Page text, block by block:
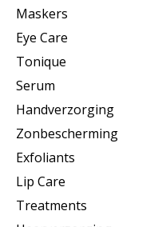
Maskers
Eye Care
Tonique
Serum
Handverzorging
Zonbescherming
Exfoliants
Lip Care
Treatments